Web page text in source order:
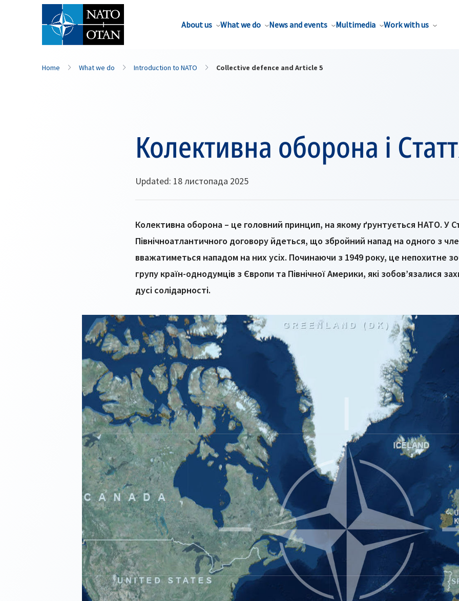
About us What we do News and events Multimedia Work with us
Home What we do Introduction to NATO Collective defence and Article 5
Колективна оборона і
Updated: 18 листопада 2025
Колективна оборона – це головний принцип, на якому ґрунтується НАТО. У
Північноатлантичного договору йдеться, що збройний напад на одного з
вважатиметься нападом на них усіх. Починаючи з 1949 року, це непохитне
групу країн-однодумців з Європи та Північної Америки, які зобов’язалися
дусі солідарності.